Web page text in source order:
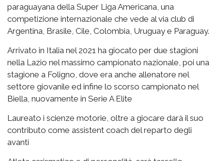
paraguayana della Super Liga Americana, una
competizione internazionale che vede al via club di
Argentina, Brasile, Cile, Colombia, Uruguay e Paraguay.
Arrivato in Italia nel 2021 ha giocato per due stagioni
nella Lazio nel massimo campionato nazionale, poi una
stagione a Foligno, dove era anche allenatore nel
settore giovanile ed infine lo scorso campionato nel
Biella, nuovamente in Serie A Elite
Laureato i scienze motorie, oltre a giocare darà il suo
contributo come assistent coach del reparto degli
avanti